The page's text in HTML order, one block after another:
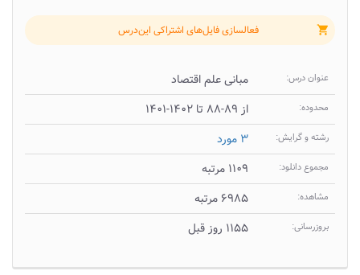
shopping_cart فعالسازی فایل‌های اشتراکی این‌درس
عنوان درس: مبانی علم اقتصاد
محدوده: از ۸۹-۸۸ تا ۱۴۰۲-۱۴۰۱
رشته و گرایش: ۳ مورد
مجموع دانلود: ۱۱۰۹ مرتبه
مشاهده: ۶۹۸۵ مرتبه
بروزرسانی: ۱۱۵۵ روز قبل